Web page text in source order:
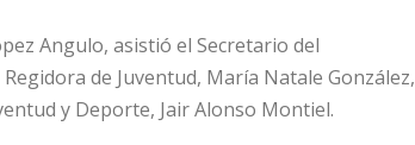
Angulo, asistió el Secretario del
de Juventud, María Natale González,
y Deporte, Jair Alonso Montiel.